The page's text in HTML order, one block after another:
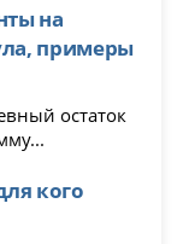
на
примеры
остаток
кого